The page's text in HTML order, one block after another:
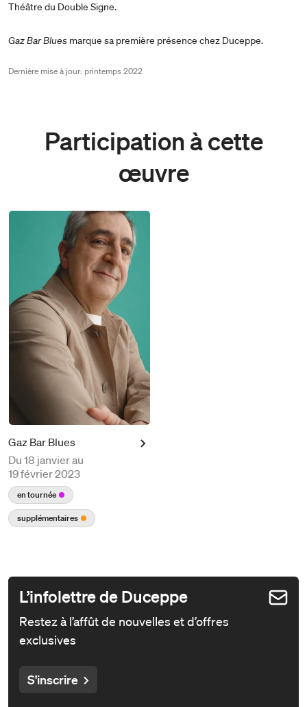
Théâtre du Double Signe.
Gaz Bar Blues marque sa première présence chez Duceppe.
Dernière mise à jour: printemps 2022
Participation à cette
œuvre
Gaz Bar Blues
Du 18 janvier au
19 février 2023
en tournée
supplémentaires
L’infolettre de Duceppe
Restez à l’affût de nouvelles et d’offres
exclusives
S'inscrire